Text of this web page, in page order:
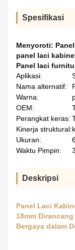
Spesifikasi
Menyoroti:
panel laci
Panel laci
Aplikasi:
Nama alternatif:
Warna:
OEM:
Perangkat keras:
Kinerja struktural:
Ukuran:
Waktu Pimpin:
Deskripsi
Panel Laci
18mm
Bergaya dalam